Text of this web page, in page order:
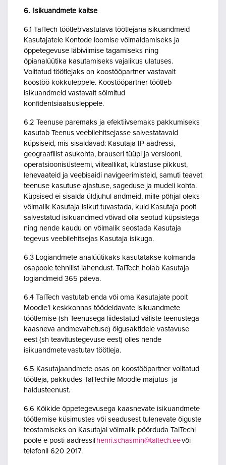
6. Isikuandmete kaitse
6.1 TalTech töötleb vastutava töötlejana isikuandmeid
Kasutajatele Kontode loomise võimaldamiseks ja
õppetegevuse läbiviimise tagamiseks ning
õpianalüütika kasutamiseks vajalikus ulatuses.
Volitatud töötlejaks on koostööpartner vastavalt
koostöö kokkuleppele. Koostööpartner töötleb
isikuandmeid vastavalt sõlmitud
konfidentsiaalsusleppele.
6.2 Teenuse paremaks ja efektiivsemaks pakkumiseks
kasutab Teenus veebilehitsejasse salvestatavaid
küpsiseid, mis sisaldavad: Kasutaja IP-aadressi,
geograafilist asukohta, brauseri tüüpi ja versiooni,
operatsioonisüsteemi, viiteallikat, külastuse pikkust,
lehevaateid ja veebisaidi navigeerimisteid, samuti teavet
teenuse kasutuse ajastuse, sageduse ja mudeli kohta.
Küpsised ei sisalda üldjuhul andmeid, mille põhjal oleks
võimalik Kasutaja isikut tuvastada, kuid Kasutaja poolt
salvestatud isikuandmed võivad olla seotud küpsistega
ning nende kaudu on võimalik seostada Kasutaja
tegevus veebilehitsejas Kasutaja isikuga.
6.3 Logiandmete analüütikaks kasutatakse kolmanda
osapoole tehnilist lahendust. TalTech hoiab Kasutaja
logiandmeid 365 päeva.
6.4 TalTech vastutab enda või oma Kasutajate poolt
Moodle’i keskkonnas töödeldavate isikuandmete
töötlemise (sh Teenusega liidestatud väliste teenustega
kaasneva andmevahetuse) õigusaktidele vastavuse
eest (sh teavitustegevuse eest) olles nende
isikuandmete vastutav töötleja.
6.5 Kasutajaandmete osas on koostööpartner volitatud
töötleja, pakkudes TalTechile Moodle majutus- ja
haldusteenust.
6.6 Kõikide õppetegevusega kaasnevate isikuandmete
töötlemise küsimustes või seadusest tulenevate õiguste
teostamiseks on Kasutajal võimalik pöörduda TalTechi
poole e-posti aadressil henri.schasmin@taltech.eevõi
telefonil 620 2017.